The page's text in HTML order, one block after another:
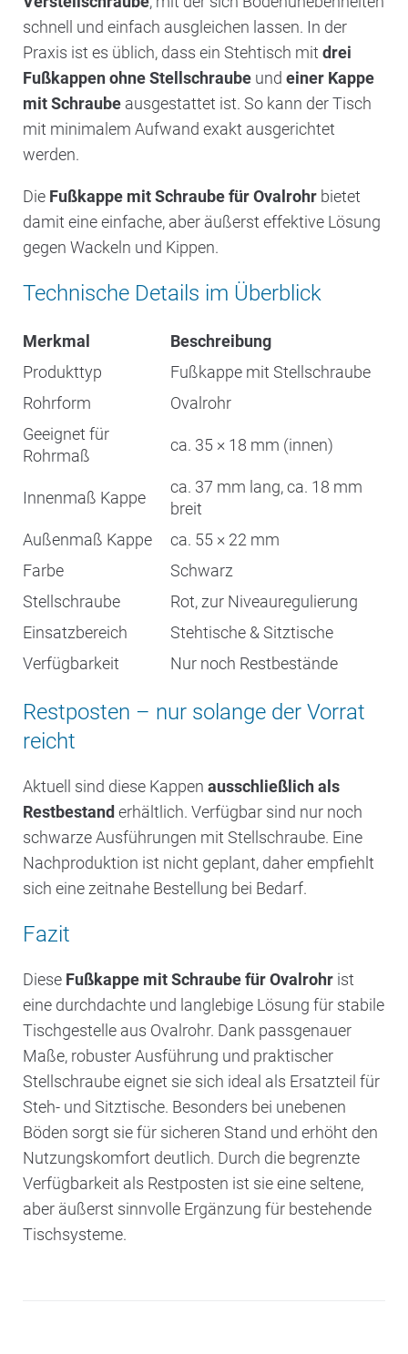
schnell und einfach ausgleichen lassen. In der
Praxis ist es üblich, dass ein Stehtisch mit drei
Fußkappen ohne Stellschraube und einer Kappe
mit Schraube ausgestattet ist. So kann der Tisch
mit minimalem Aufwand exakt ausgerichtet
werden.
Die Fußkappe mit Schraube für Ovalrohr bietet
damit eine einfache, aber äußerst effektive Lösung
gegen Wackeln und Kippen.
Technische Details im Überblick
Merkmal
Beschreibung
Produkttyp
Fußkappe mit Stellschraube
Rohrform
Ovalrohr
Geeignet für
Rohrmaß
ca. 35 × 18 mm (innen)
Innenmaß Kappe
ca. 37 mm lang, ca. 18 mm
breit
Außenmaß Kappe
ca. 55 × 22 mm
Farbe
Schwarz
Stellschraube
Rot, zur Niveauregulierung
Einsatzbereich
Stehtische & Sitztische
Verfügbarkeit
Nur noch Restbestände
Restposten – nur solange der Vorrat
reicht
Aktuell sind diese Kappen ausschließlich als
Restbestanderhältlich. Verfügbar sind nur noch
schwarze Ausführungen mit Stellschraube. Eine
Nachproduktion ist nicht geplant, daher empfiehlt
sich eine zeitnahe Bestellung bei Bedarf.
Fazit
Diese Fußkappe mit Schraube für Ovalrohr ist
eine durchdachte und langlebige Lösung für stabile
Tischgestelle aus Ovalrohr. Dank passgenauer
Maße, robuster Ausführung und praktischer
Stellschraube eignet sie sich ideal als Ersatzteil für
Steh- und Sitztische. Besonders bei unebenen
Böden sorgt sie für sicheren Stand und erhöht den
Nutzungskomfort deutlich. Durch die begrenzte
Verfügbarkeit als Restposten ist sie eine seltene,
aber äußerst sinnvolle Ergänzung für bestehende
Tischsysteme.